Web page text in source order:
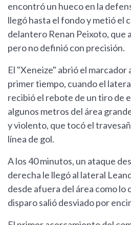
encontró un hueco en la
llegó hasta el fondo y metió el
delantero Renan Peixoto, que
pero no definió con precisión.
El "Xeneize" abrió el marcador
primer tiempo, cuando el
recibió el rebote de un tiro de
algunos metros del área
y violento, que tocó el
línea de gol.
A los 40 minutos, un ataque
derecha le llegó al lateral
desde afuera del área como lo
disparo salió desviado por